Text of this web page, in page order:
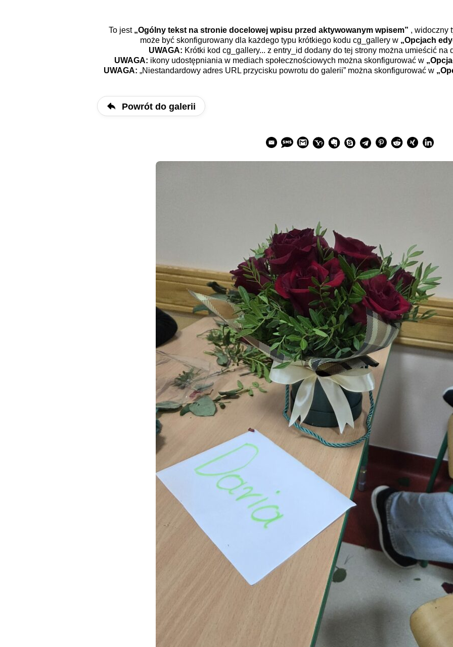
To jest „Ogólny tekst na stronie docelowej wpisu przed aktywowanym wpisem” , widoczny
może być skonfigurowany dla każdego typu krótkiego kodu cg_gallery w „Opcjach
UWAGA: Krótki kod cg_gallery... z entry_id dodany do tej strony można umieścić na
UWAGA: ikony udostępniania w mediach społecznościowych można skonfigurować w
UWAGA: „Niestandardowy adres URL przycisku powrotu do galerii” można skonfigurować w
Powrót do galerii